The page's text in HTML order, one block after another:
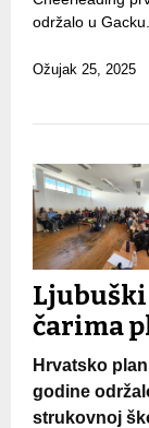
održalo u Gacku.
Ožujak 25, 2025
čarima
Hrvatsko
godine
strukovnoj